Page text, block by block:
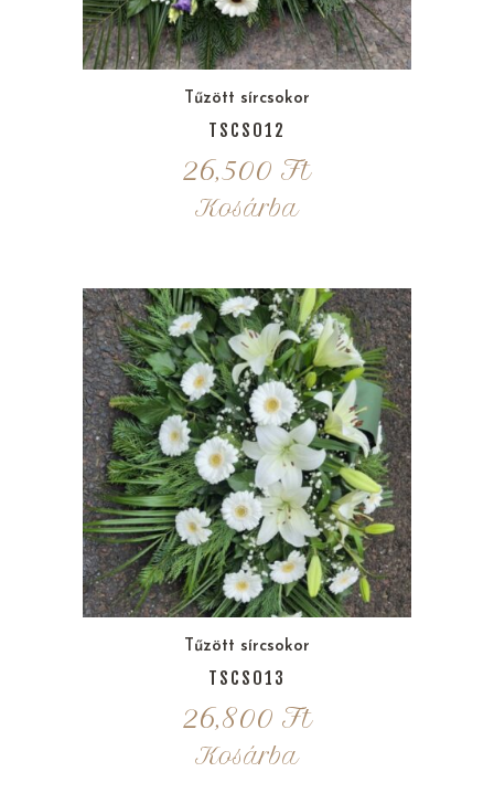
Tűzött sírcsokor
TSCS012
26,500 Ft
Kosárba
Tűzött sírcsokor
TSCS013
26,800 Ft
Kosárba